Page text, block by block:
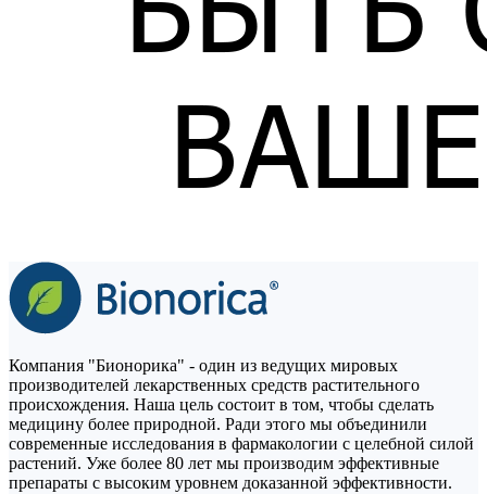
Компания "Бионорика" - один из ведущих мировых
производителей лекарственных средств растительного
происхождения. Наша цель состоит в том, чтобы сделать
медицину более природной. Ради этого мы объединили
современные исследования в фармакологии с целебной силой
растений. Уже более 80 лет мы производим эффективные
препараты с высоким уровнем доказанной эффективности.